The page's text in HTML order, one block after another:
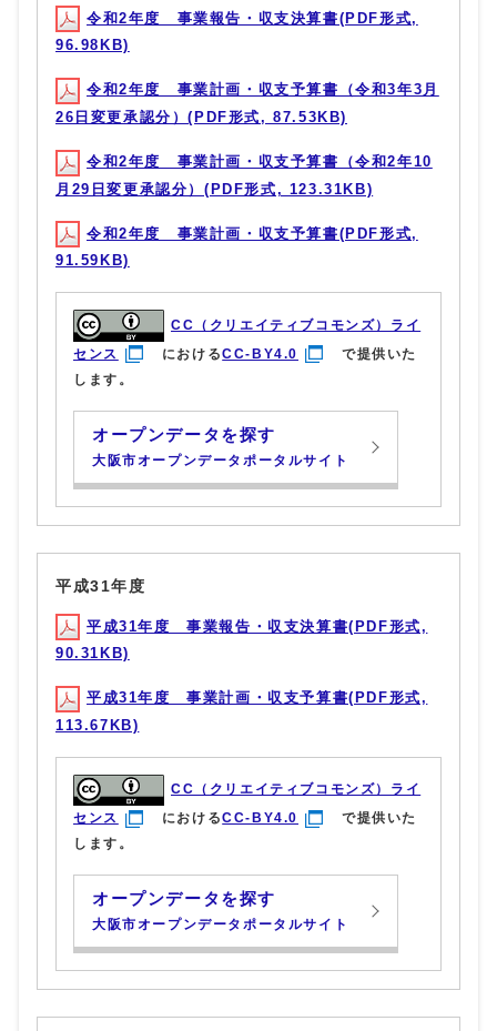
令和2年度 事業報告・収支決算書(PDF形式,
96.98KB)
令和2年度 事業計画・収支予算書（令和3年3月
26日変更承認分）(PDF形式, 87.53KB)
令和2年度 事業計画・収支予算書（令和2年10
月29日変更承認分）(PDF形式, 123.31KB)
令和2年度 事業計画・収支予算書(PDF形式,
91.59KB)
CC（クリエイティブコモンズ）ライ
センス
におけるCC-BY4.0
で提供いた
します。
オープンデータを探す
大阪市オープンデータポータルサイト
平成31年度
平成31年度 事業報告・収支決算書(PDF形式,
90.31KB)
平成31年度 事業計画・収支予算書(PDF形式,
113.67KB)
CC（クリエイティブコモンズ）ライ
センス
におけるCC-BY4.0
で提供いた
します。
オープンデータを探す
大阪市オープンデータポータルサイト